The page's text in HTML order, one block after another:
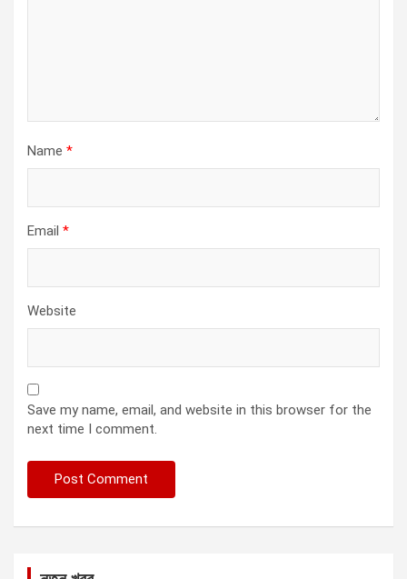
Name *
Email *
Website
Save my name, email, and website in this browser for the
next time I comment.